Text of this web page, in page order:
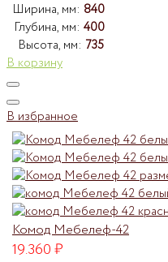
Ширина, мм: 840
Глубина, мм: 400
Высота, мм: 735
В корзину
В избранное
Комод Мебелеф-42
19.360₽